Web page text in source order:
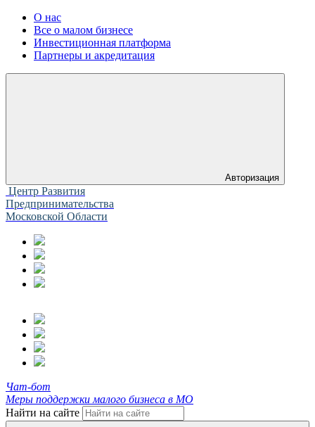
О нас
Все о малом бизнесе
Инвестиционная платформа
Партнеры и акредитация
Авторизация
Центр Развития
Предпринимательства
Московской Области
Чат-бот
Меры поддержки малого бизнеса в МО
Найти на сайте